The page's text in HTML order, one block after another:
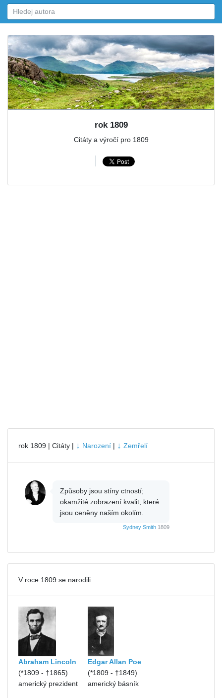
rok 1809
Citáty a výročí pro 1809
rok 1809 | Citáty | ↓ Narození | ↓ Zemřelí
Způsoby jsou stíny ctností;
okamžité zobrazení kvalit, které
jsou ceněny naším okolím.
Sydney Smith 1809
V roce 1809 se narodili
Abraham Lincoln
(*1809 - †1865)
americký prezident
Edgar Allan Poe
(*1809 - †1849)
americký básník